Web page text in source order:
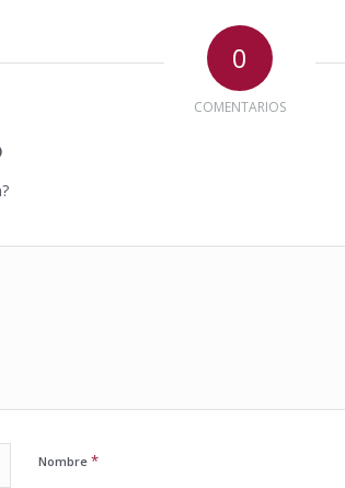
0
COMENTARIOS
Nombre *